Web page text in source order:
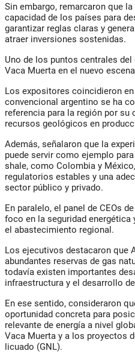
Sin embargo, remarcaron que
capacidad de los países para
garantizar reglas claras y
atraer inversiones sostenidas.
Uno de los puntos centrales
Vaca Muerta en el nuevo
Los expositores coincidieron
convencional argentino se ha
referencia para la región por su
recursos geológicos en
Además, señalaron que la
puede servir como ejemplo
shale, como Colombia y
regulatorios estables y una
sector público y privado.
En paralelo, el panel de CEOs
foco en la seguridad
el abastecimiento regional.
Los ejecutivos destacaron que
abundantes reservas de gas
todavía existen importantes
infraestructura y el desarrollo
En ese sentido, consideraron
oportunidad concreta para
relevante de energía a nivel
Vaca Muerta y a los proyectos
licuado (GNL).